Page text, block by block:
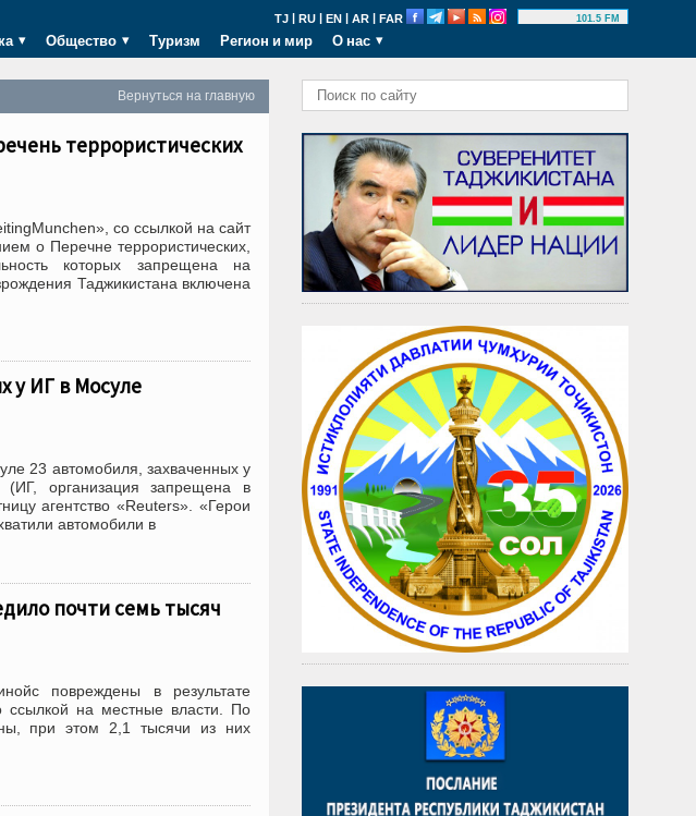
TJ | RU | EN | AR | FAR 101.5 FM
Общество Туризм Регион и мир О нас
Вернуться на главную
террористических
со ссылкой на сайт
о Перечне террористических,
которых запрещена на
Таджикистана включена
у ИГ в Мосуле
23 автомобиля, захваченных у
(ИГ, организация запрещена в
агентство «Reuters». «Герои
автомобили в
почти семь тысяч
повреждены в результате
ссылкой на местные власти. По
при этом 2,1 тысячи из них